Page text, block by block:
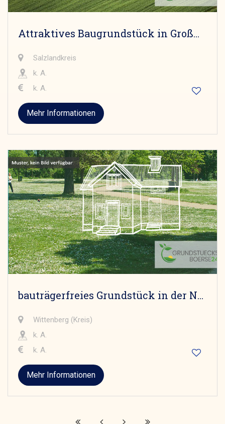
Attraktives Baugrundstück in Großmühlingen - Randlage
Salzlandkreis
k. A.
k. A.
Mehr Informationen
bauträgerfreies Grundstück in der Nähe vom schönen Möhlauer See
Wittenberg (Kreis)
k. A.
k. A.
Mehr Informationen